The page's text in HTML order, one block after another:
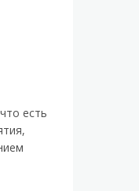
есть